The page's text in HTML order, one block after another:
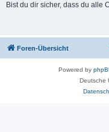
Bist du dir sicher, dass du alle
Foren-Übersicht
Powered by
Deutsche